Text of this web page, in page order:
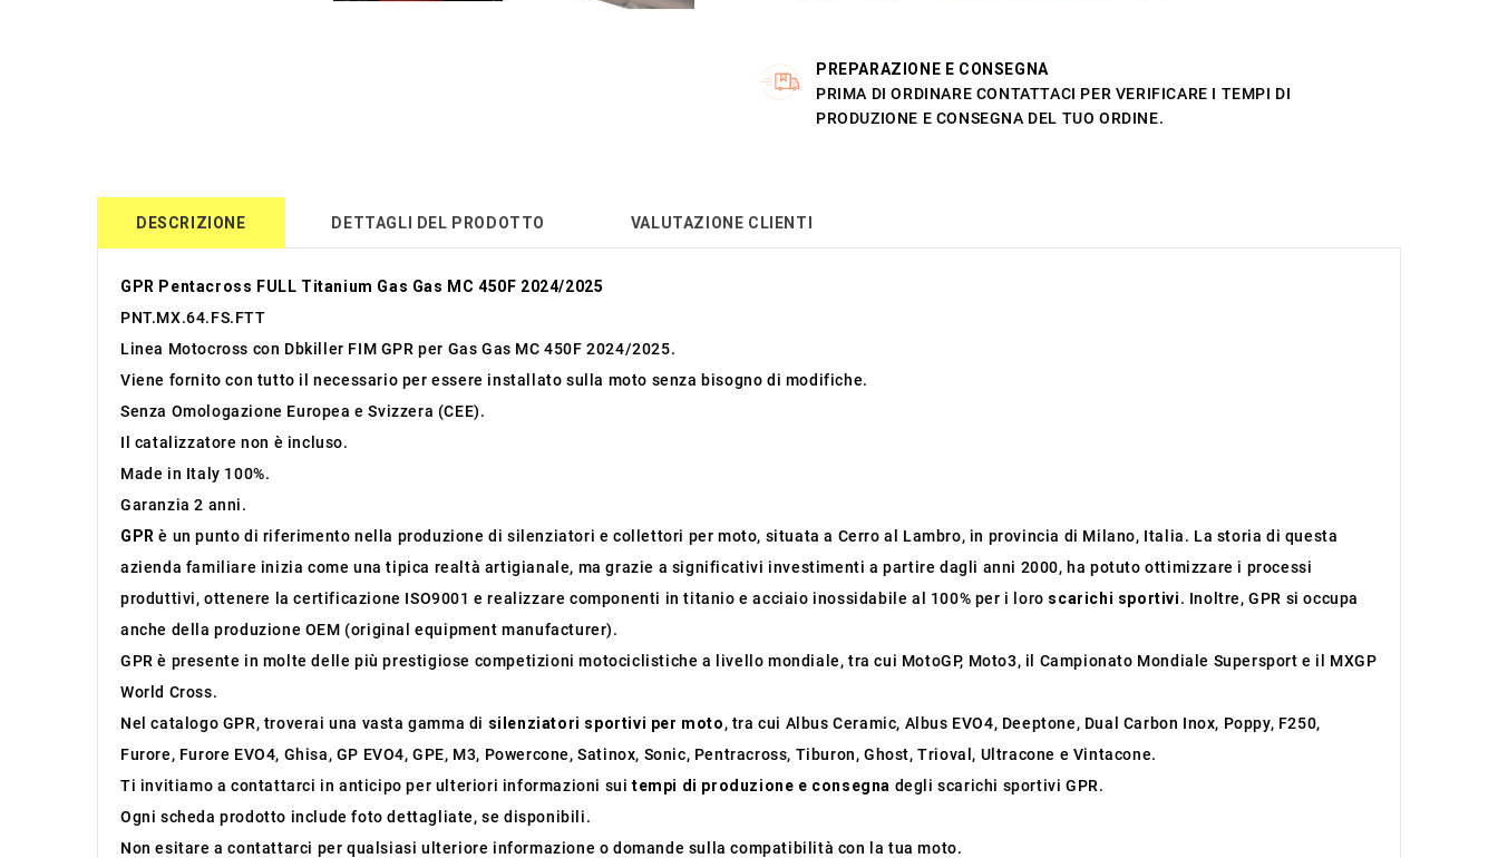
PREPARAZIONE E CONSEGNA
PRIMA DI ORDINARE CONTATTACI PER VERIFICARE I TEMPI DI
PRODUZIONE E CONSEGNA DEL TUO ORDINE.
DESCRIZIONE DETTAGLI DEL PRODOTTO VALUTAZIONE CLIENTI
GPR Pentacross FULL Titanium Gas Gas MC 450F 2024/2025
PNT.MX.64.FS.FTT
Linea Motocross con Dbkiller FIM GPR per Gas Gas MC 450F 2024/2025.
Viene fornito con tutto il necessario per essere installato sulla moto senza bisogno di modifiche.
Senza Omologazione Europea e Svizzera (CEE).
Il catalizzatore non è incluso.
Made in Italy 100%.
Garanzia 2 anni.
GPR è un punto di riferimento nella produzione di silenziatori e collettori per moto, situata a Cerro al Lambro, in provincia di Milano, Italia. La storia di questa
azienda familiare inizia come una tipica realtà artigianale, ma grazie a significativi investimenti a partire dagli anni 2000, ha potuto ottimizzare i processi
produttivi, ottenere la certificazione ISO9001 e realizzare componenti in titanio e acciaio inossidabile al 100% per i loro scarichi sportivi. Inoltre, GPR si occupa
anche della produzione OEM (original equipment manufacturer).
GPR è presente in molte delle più prestigiose competizioni motociclistiche a livello mondiale, tra cui MotoGP, Moto3, il Campionato Mondiale Supersport e il MXGP
World Cross.
Nel catalogo GPR, troverai una vasta gamma di silenziatori sportivi per moto, tra cui Albus Ceramic, Albus EVO4, Deeptone, Dual Carbon Inox, Poppy, F250,
Furore, Furore EVO4, Ghisa, GP EVO4, GPE, M3, Powercone, Satinox, Sonic, Pentracross, Tiburon, Ghost, Trioval, Ultracone e Vintacone.
Ti invitiamo a contattarci in anticipo per ulteriori informazioni sui tempi di produzione e consegna degli scarichi sportivi GPR.
Ogni scheda prodotto include foto dettagliate, se disponibili.
Non esitare a contattarci per qualsiasi ulteriore informazione o domande sulla compatibilità con la tua moto.